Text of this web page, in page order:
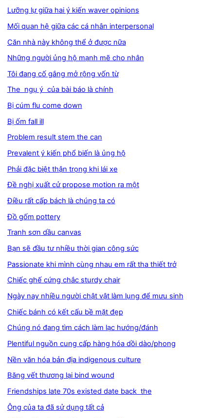
Lưỡng lự giữa hai ý kiến waver opinions
Mối quan hệ giữa các cá nhân interpersonal
Căn nhà này không thể ở được nữa
Những người ủng hộ mạnh mẽ cho nhân
Tôi đang cố gắng mở rộng vốn từ
The ngụ ý của bài báo là chính
Bị cúm flu come down
Bị ốm fall ill
Problem result stem the can
Prevalent ý kiến phổ biến là ủng hộ
Phải đặc biệt thận trọng khi lái xe
Đề nghị xuất cử propose motion ra một
Điều rất cấp bách là chúng ta có
Đồ gốm pottery
Tranh sơn dầu canvas
Bạn sẽ đầu tư nhiều thời gian công sức
Passionate khi mình cùng nhau em rất tha thiết trở
Chiếc ghế cứng chắc sturdy chair
Ngày nay nhiều người chật vật làm lụng để mưu sinh
Chiếc bánh có kết cấu bề mặt đẹp
Chúng nó đang tìm cách làm lạc hướng/đánh
Plentiful nguồn cung cấp hàng hóa dồi dào/phong
Nền văn hóa bản địa indigenous culture
Băng vết thương lại bind wound
Friendships late 70s existed date back the
Ông của ta đã sử dụng tất cả